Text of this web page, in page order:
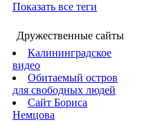
Показать все теги
Дружественные сайты
Калининградское
видео
Обитаемый остров
для свободных людей
Сайт Бориса
Немцова